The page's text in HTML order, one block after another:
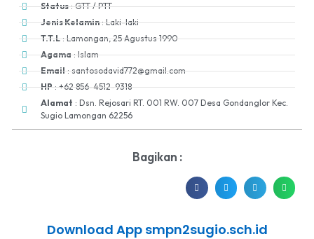
Status: GTT / PTT
Jenis Kelamin: Laki-laki
T.T.L: Lamongan, 25 Agustus 1990
Agama: Islam
Email: santosodavid772@gmail.com
HP: +62 856-4512-9318
Alamat : Dsn. Rejosari RT. 001 RW. 007 Desa Gondanglor Kec.
Sugio Lamongan 62256
Bagikan :
Download App smpn2sugio.sch.id